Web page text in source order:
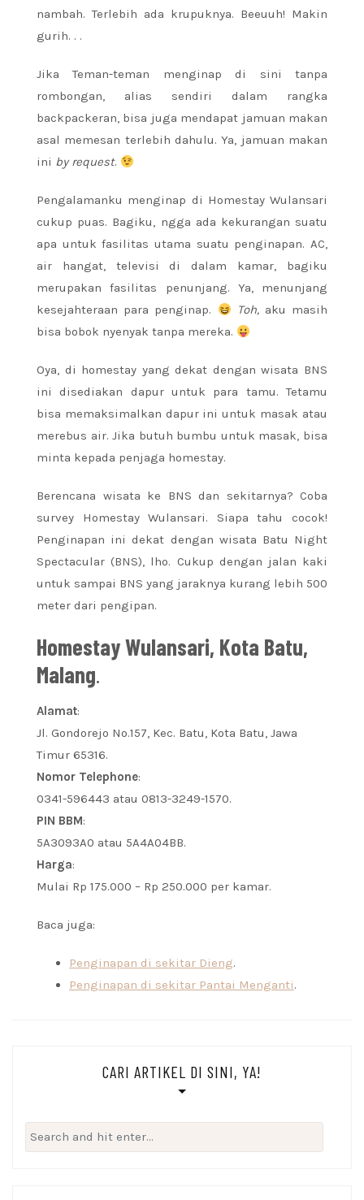
nambah. Terlebih ada krupuknya. Beeuuh! Makin
gurih. . .
Jika Teman-teman menginap di sini tanpa
rombongan, alias sendiri dalam rangka
backpackeran, bisa juga mendapat jamuan makan
asal memesan terlebih dahulu. Ya, jamuan makan
ini by request.
Pengalamanku menginap di Homestay Wulansari
cukup puas. Bagiku, ngga ada kekurangan suatu
apa untuk fasilitas utama suatu penginapan. AC,
air hangat, televisi di dalam kamar, bagiku
merupakan fasilitas penunjang. Ya, menunjang
kesejahteraan para penginap.
Toh,aku masih
bisa bobok nyenyak tanpa mereka.
Oya, di homestay yang dekat dengan wisata BNS
ini disediakan dapur untuk para tamu. Tetamu
bisa memaksimalkan dapur ini untuk masak atau
merebus air. Jika butuh bumbu untuk masak, bisa
minta kepada penjaga homestay.
Berencana wisata ke BNS dan sekitarnya? Coba
survey Homestay Wulansari. Siapa tahu cocok!
Penginapan ini dekat dengan wisata Batu Night
Spectacular (BNS), lho. Cukup dengan jalan kaki
untuk sampai BNS yang jaraknya kurang lebih 500
meter dari pengipan.
Homestay Wulansari, Kota Batu,
Malang.
Alamat:
Jl. Gondorejo No.157, Kec. Batu, Kota Batu, Jawa
Timur 65316.
Nomor Telephone:
0341-596443 atau 0813-3249-1570.
PIN BBM:
5A3093A0 atau 5A4A04BB.
Harga:
Mulai Rp 175.000 – Rp 250.000 per kamar.
Baca juga:
Penginapan di sekitar Dieng.
Penginapan di sekitar Pantai Menganti.
CARI ARTIKEL DI SINI, YA!
Search
for: